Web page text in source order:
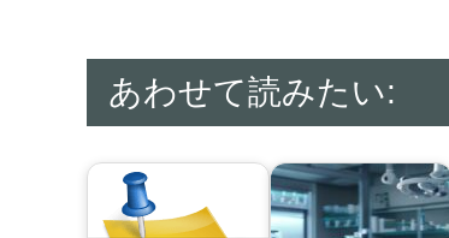
あわせて読みたい: